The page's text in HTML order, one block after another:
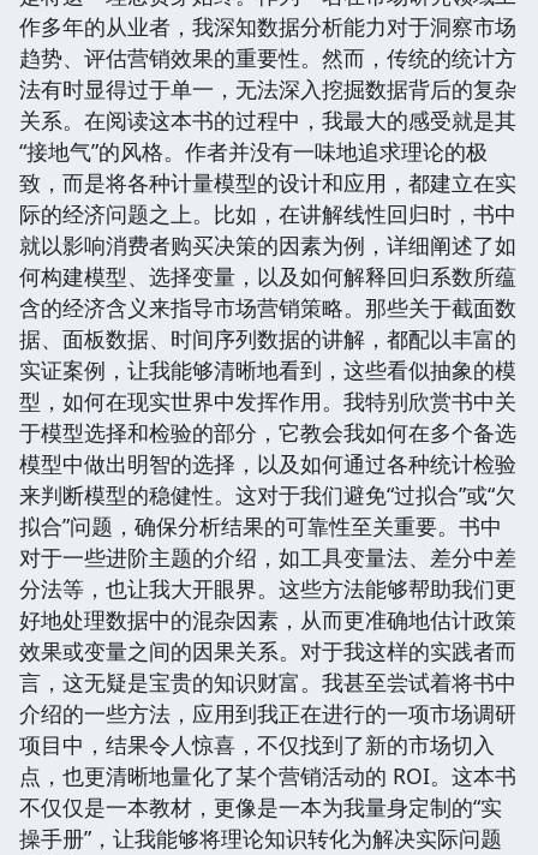
作多年的从业者，我深知数据分析能力对于洞察市场
趋势、评估营销效果的重要性。然而，传统的统计方
法有时显得过于单一，无法深入挖掘数据背后的复杂
关系。在阅读这本书的过程中，我最大的感受就是其
“接地气”的风格。作者并没有一味地追求理论的极
致，而是将各种计量模型的设计和应用，都建立在实
际的经济问题之上。比如，在讲解线性回归时，书中
就以影响消费者购买决策的因素为例，详细阐述了如
何构建模型、选择变量，以及如何解释回归系数所蕴
含的经济含义来指导市场营销策略。那些关于截面数
据、面板数据、时间序列数据的讲解，都配以丰富的
实证案例，让我能够清晰地看到，这些看似抽象的模
型，如何在现实世界中发挥作用。我特别欣赏书中关
于模型选择和检验的部分，它教会我如何在多个备选
模型中做出明智的选择，以及如何通过各种统计检验
来判断模型的稳健性。这对于我们避免“过拟合”或“欠
拟合”问题，确保分析结果的可靠性至关重要。书中
对于一些进阶主题的介绍，如工具变量法、差分中差
分法等，也让我大开眼界。这些方法能够帮助我们更
好地处理数据中的混杂因素，从而更准确地估计政策
效果或变量之间的因果关系。对于我这样的实践者而
言，这无疑是宝贵的知识财富。我甚至尝试着将书中
介绍的一些方法，应用到我正在进行的一项市场调研
项目中，结果令人惊喜，不仅找到了新的市场切入
点，也更清晰地量化了某个营销活动的 ROI。这本书
不仅仅是一本教材，更像是一本为我量身定制的“实
操手册”，让我能够将理论知识转化为解决实际问题